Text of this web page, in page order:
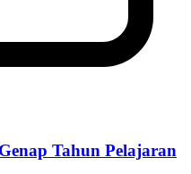
Tahun Pelajaran